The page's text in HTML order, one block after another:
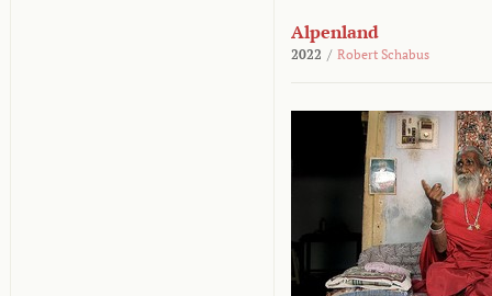
Alpenland
2022 / Robert Schabus